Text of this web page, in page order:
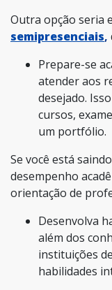
Outra opção seria
semipresenciais,
Prepare-se
atender aos
desejado.
cursos,
um portfólio.
Se você está
desempenho
orientação de
Desenvolva
além dos
instituições
habilidades